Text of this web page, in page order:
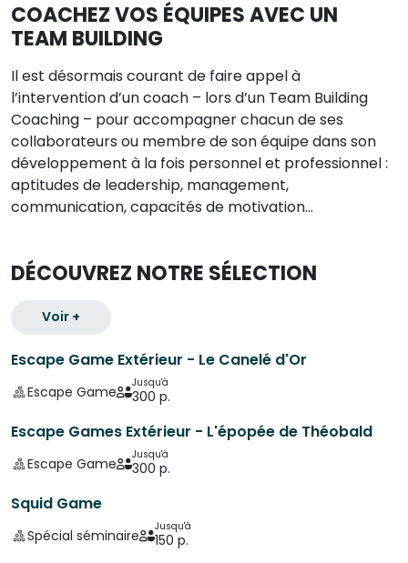
COACHEZ VOS ÉQUIPES AVEC UN
TEAM BUILDING
Il est désormais courant de faire appel à
l’intervention d’un coach – lors d’un Team Building
Coaching – pour accompagner chacun de ses
collaborateurs ou membre de son équipe dans son
développement à la fois personnel et professionnel :
aptitudes de leadership, management,
communication, capacités de motivation… ​
DÉCOUVREZ NOTRE SÉLECTION
Voir +
Escape Game Extérieur - Le Canelé d'Or
Escape Game
Jusqu'à
300 p.
Escape Games Extérieur - L'épopée de Théobald
Escape Game
Jusqu'à
300 p.
Squid Game
Spécial séminaire
Jusqu'à
150 p.